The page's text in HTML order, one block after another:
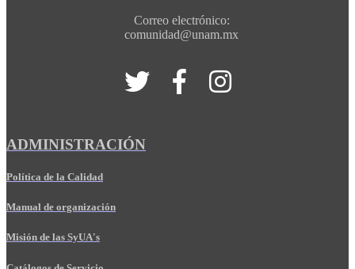
Correo electrónico:
comunidad@unam.mx
ADMINISTRACIÓN
Política de la Calidad
Manual de organización
Misión de las SyUA's